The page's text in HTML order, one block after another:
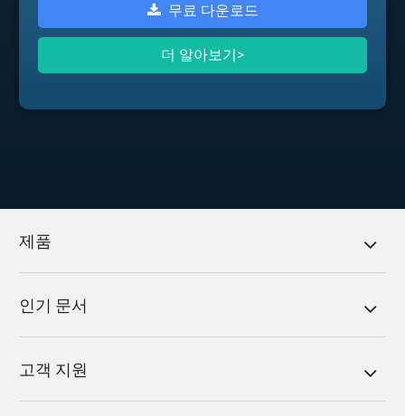
무료 다운로드
더 알아보기>
제품
인기 문서
고객 지원